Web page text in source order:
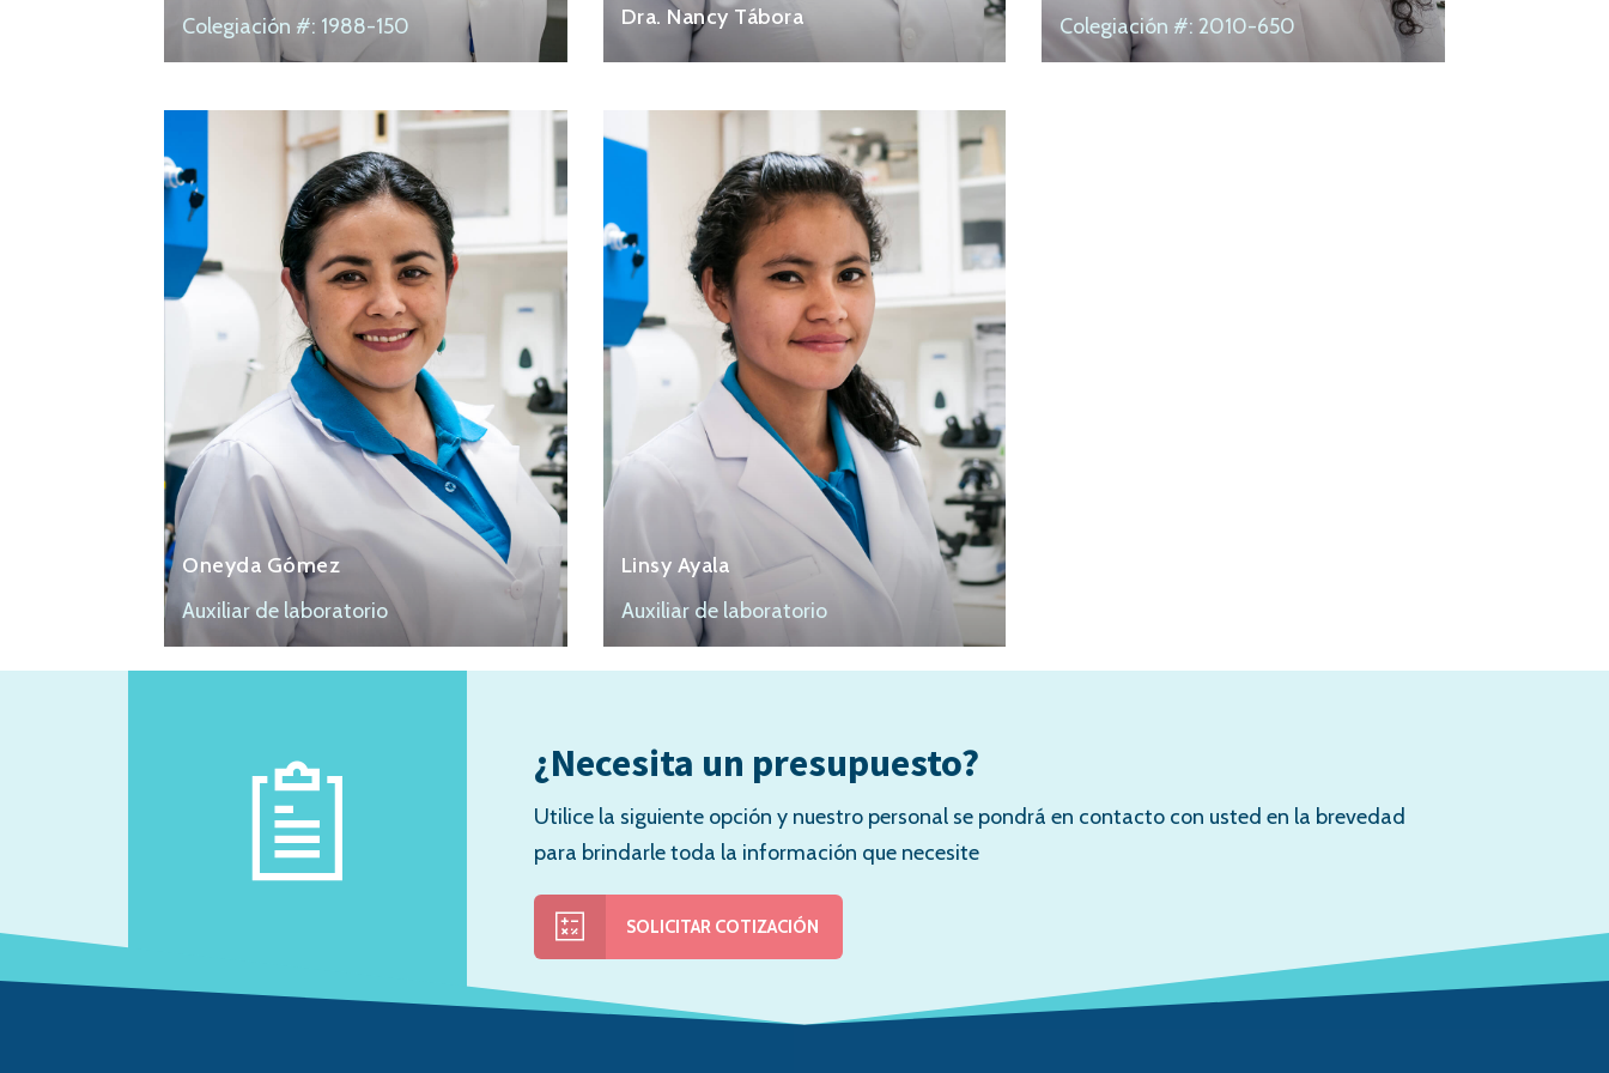
Colegiación #: 1988-150 Dra. Nancy Tábora Colegiación #: 2010-650
Oneyda Gómez
Auxiliar de laboratorio
Linsy Ayala
Auxiliar de laboratorio
¿Necesita un presupuesto?
Utilice la siguiente opción y nuestro personal se pondrá en contacto con usted en la brevedad
para brindarle toda la información que necesite
SOLICITAR COTIZACIÓN